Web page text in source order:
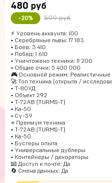
480 руб
-20% 599 руб
⚡ Уровень аккаунта: 100
• Серебряные львы: 17 183
• Боев: 3 410
• Побед: 1 610
• Уничтожено техники: 11 200
• Общие очки: 5 400 000
🎮 Основной режим: Реалистичные
🚀 Топ техника (открыта /
• Т-80УД
• Объект 292
• T-72AB (TURMS-T)
• Ка-50
• Су-39
⭐ Премиум техника
• T-72AB (TURMS-T)
• Ка-50
• Бустеры опыта
• Универсальные дублеры
• Контейнеры / декораторы
📧 Доступ к почте: Да
🔄 Смена данных: Да